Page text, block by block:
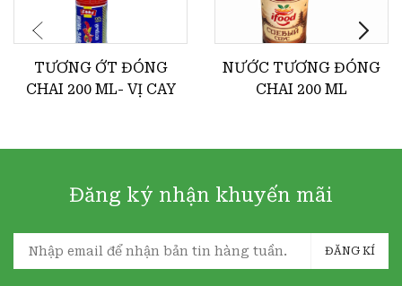
TƯƠNG ỚT ĐÓNG
CHAI 200 ML- VỊ CAY
NƯỚC TƯƠNG ĐÓNG
CHAI 200 ML
Đăng ký nhận khuyến mãi
ĐĂNG KÍ